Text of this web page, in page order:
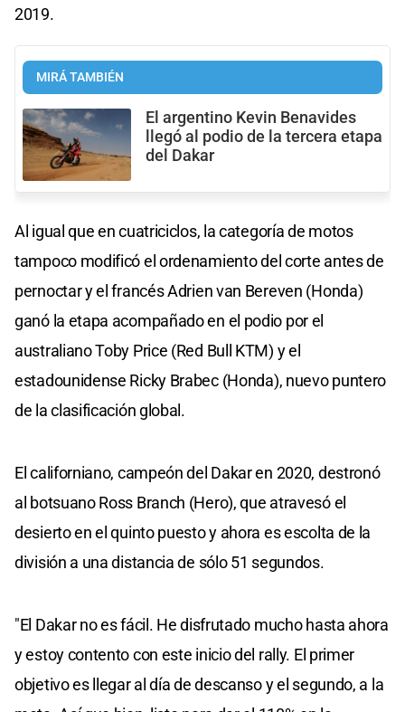
2019.
MIRÁ TAMBIÉN
El argentino Kevin Benavides
llegó al podio de la tercera etapa
del Dakar
Al igual que en cuatriciclos, la categoría de motos
tampoco modificó el ordenamiento del corte antes de
pernoctar y el francés Adrien van Bereven (Honda)
ganó la etapa acompañado en el podio por el
australiano Toby Price (Red Bull KTM) y el
estadounidense Ricky Brabec (Honda), nuevo puntero
de la clasificación global.
El californiano, campeón del Dakar en 2020, destronó
al botsuano Ross Branch (Hero), que atravesó el
desierto en el quinto puesto y ahora es escolta de la
división a una distancia de sólo 51 segundos.
"El Dakar no es fácil. He disfrutado mucho hasta ahora
y estoy contento con este inicio del rally. El primer
objetivo es llegar al día de descanso y el segundo, a la